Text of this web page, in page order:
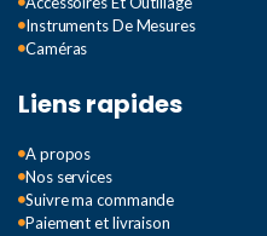
Instruments De Mesures
Caméras
Liens rapides
A propos
Nos services
Suivre ma commande
Paiement et livraison